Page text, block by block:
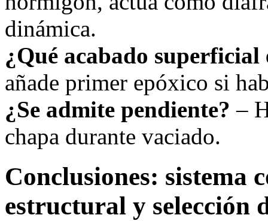
dinámica.
¿Qué acabado superficial
añade primer epóxico si
¿Se admite pendiente? –
chapa durante vaciado.
Conclusiones: sistema
estructural y selección